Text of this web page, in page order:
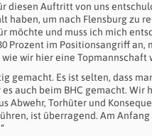
diesen Auftritt von uns
um nach Flensburg zu
möchte und muss ich mich
Prozent im Positionsangriff an,
wir hier eine Topmannschaft
gemacht. Es ist selten, dass
auch beim BHC gemacht. Wir
Torhüter und
ist überragend. Am